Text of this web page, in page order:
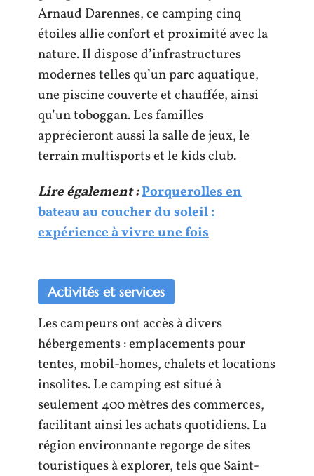
Arnaud Darennes, ce camping cinq
étoiles allie confort et proximité avec la
nature. Il dispose d’infrastructures
modernes telles qu’un parc aquatique,
une piscine couverte et chauffée, ainsi
qu’un toboggan. Les familles
apprécieront aussi la salle de jeux, le
terrain multisports et le kids club.
Lire également :Porquerolles en
bateau au coucher du soleil :
expérience à vivre une fois
Activités et services
Les campeurs ont accès à divers
hébergements : emplacements pour
tentes, mobil-homes, chalets et locations
insolites. Le camping est situé à
seulement 400 mètres des commerces,
facilitant ainsi les achats quotidiens. La
région environnante regorge de sites
touristiques à explorer, tels que Saint-